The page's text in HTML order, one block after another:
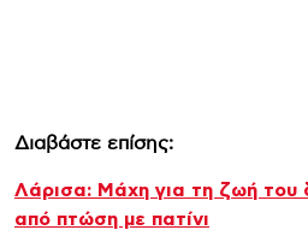
Διαβάστε επίσης:
Λάρισα: Μάχη για τη ζωή του
από πτώση με πατίνι